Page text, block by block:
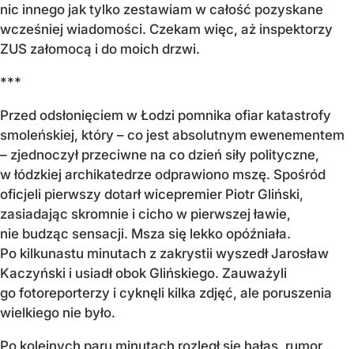
nic innego jak tylko zestawiam w całość pozyskane
wcześniej wiadomości. Czekam więc, aż inspektorzy
ZUS załomocą i do moich drzwi.
***
Przed odsłonięciem w Łodzi pomnika ofiar katastrofy
smoleńskiej, który – co jest absolutnym ewenementem
– zjednoczył przeciwne na co dzień siły polityczne,
w łódzkiej archikatedrze odprawiono mszę. Spośród
oficjeli pierwszy dotarł wicepremier Piotr Gliński,
zasiadając skromnie i cicho w pierwszej ławie,
nie budząc sensacji. Msza się lekko opóźniała.
Po kilkunastu minutach z zakrystii wyszedł Jarosław
Kaczyński i usiadł obok Glińskiego. Zauważyli
go fotoreporterzy i cyknęli kilka zdjęć, ale poruszenia
wielkiego nie było.
Po kolejnych paru minutach rozległ się hałas, rumor